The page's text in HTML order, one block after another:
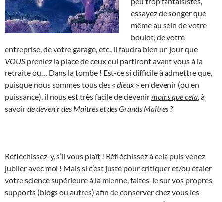
essayez de songer que
même au sein de votre
boulot, de votre
entreprise, de votre garage, etc., il faudra bien un jour que
VOUS preniez la place de ceux qui partiront avant vous à la
retraite ou… Dans la tombe ! Est-ce si difficile à admettre que,
puisque nous sommes tous des « dieux » en devenir (ou en
puissance), il nous est très facile de devenirmoins que cela , à
savoirde devenir des Maîtres et des Grands Maîtres ?
Réfléchissez-y, s’il vous plaît ! Réfléchissez à cela puis venez
jubiler avec moi ! Mais si c’est juste pour critiquer et/ou étaler
votre science supérieure à la mienne, faites-le sur vos propres
supports (blogs ou autres) afin de conserver chez vous les